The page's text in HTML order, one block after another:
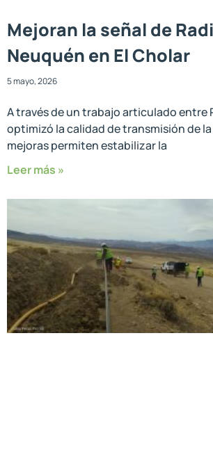
Mejoran la señal de
Neuquén en El Cholar
5 mayo, 2026
A través de un trabajo articulado entre
optimizó la calidad de transmisión de la
mejoras permiten estabilizar la
Leer más »